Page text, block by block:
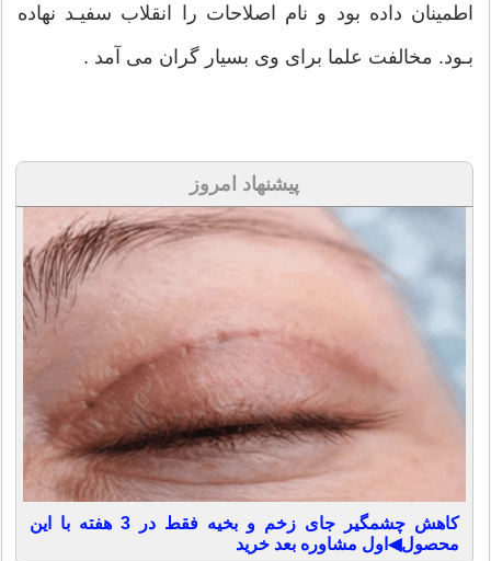
اطمينان داده بود و نام اصلاحات را انقلاب سفيـد نهاده
بـود. مخالفت علما براى وى بسيار گران مى آمد .
پیشنهاد امروز
کاهش چشمگیر جای زخم و بخیه فقط در 3 هفته با این
محصول◀اول مشاوره بعد خرید
ازدواج و خانواده
روح‌الله در سال ۱۳۰۸ هجری خورشیدی با خدیجه ثقفی دختر
میرزا محمد ثقفی تهرانی ازدواج کرد.برخلاف سنت رایج چند
همسری و متعه در بین روحانیان آن زمان، خمینی هیچگاه
همسر دیگری و متعه اختیار نکرد و برخلاف رسم آن زمان
خمینی در امور منزل به همسرش کمک می کرد.[۱۰] حاصل
این ازدواج، دو پسر و سه دختر بود.